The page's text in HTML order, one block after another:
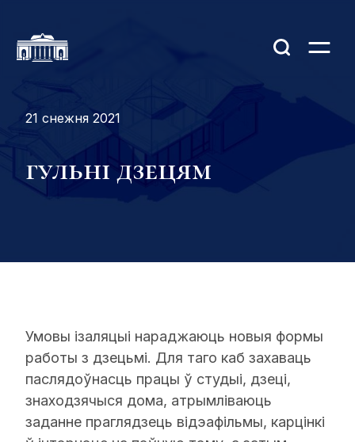
21 снежня 2021
гульні дзецям
Умовы ізаляцыі нараджаюць новыя формы
работы з дзецьмі. Для таго каб захаваць
паслядоўнасць працы ў студыі, дзеці,
знаходзячыся дома, атрымліваюць
заданне праглядзець відэафільмы, карцінкі